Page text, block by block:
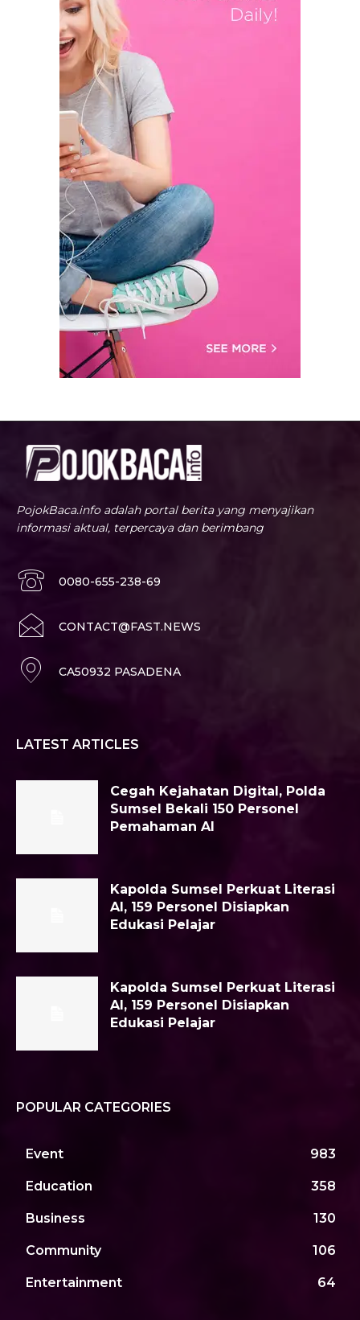
PojokBaca.info adalah portal berita yang menyajikan
informasi aktual, terpercaya dan berimbang
0080-655-238-69
CONTACT@FAST.NEWS
CA50932 PASADENA
LATEST ARTICLES
Cegah Kejahatan Digital, Polda
Sumsel Bekali 150 Personel
Pemahaman AI
Kapolda Sumsel Perkuat Literasi
AI, 159 Personel Disiapkan
Edukasi Pelajar
Kapolda Sumsel Perkuat Literasi
AI, 159 Personel Disiapkan
Edukasi Pelajar
POPULAR CATEGORIES
Event 983
Education 358
Business 130
Community 106
Entertainment 64